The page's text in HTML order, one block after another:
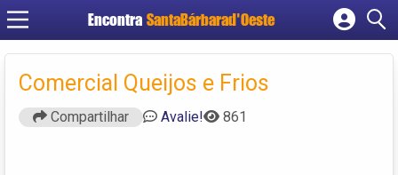
Encontra SantaBárbarad'Oeste
Cadastrar empresa
Criar conta
Comercial Queijos e Frios
Compartilhar Avalie! 861